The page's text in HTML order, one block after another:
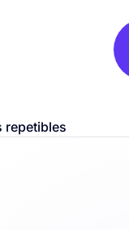
repetibles